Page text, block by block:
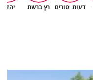
דעות וטורים רץ ברשת יהדותאיך לשלוט בסיטואציה בצורה